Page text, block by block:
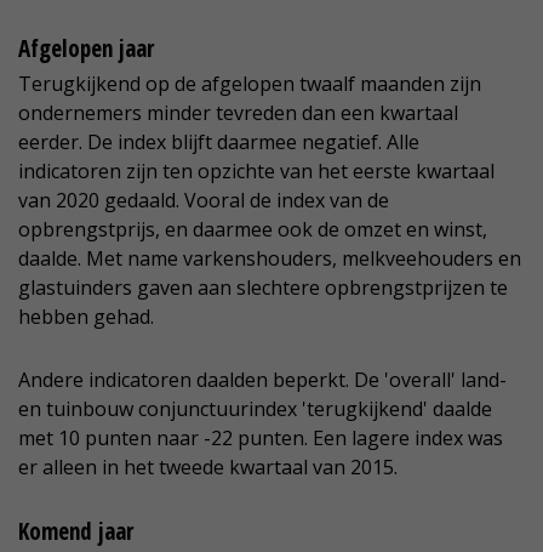
Afgelopen jaar
Terugkijkend op de afgelopen twaalf maanden zijn
ondernemers minder tevreden dan een kwartaal
eerder. De index blijft daarmee negatief. Alle
indicatoren zijn ten opzichte van het eerste kwartaal
van 2020 gedaald. Vooral de index van de
opbrengstprijs, en daarmee ook de omzet en winst,
daalde. Met name varkenshouders, melkveehouders en
glastuinders gaven aan slechtere opbrengstprijzen te
hebben gehad.
Andere indicatoren daalden beperkt. De 'overall' land-
en tuinbouw conjunctuurindex 'terugkijkend' daalde
met 10 punten naar -22 punten. Een lagere index was
er alleen in het tweede kwartaal van 2015.
Komend jaar